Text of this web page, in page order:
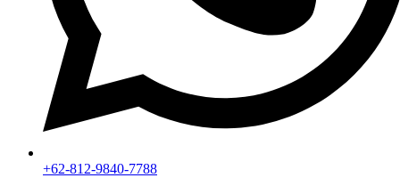
+62-812-9840-7788